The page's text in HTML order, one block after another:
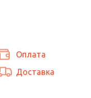
Оплата
Доставка